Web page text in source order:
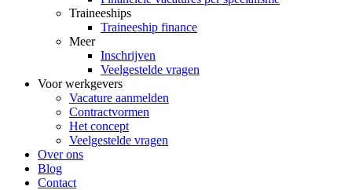
Traineeships
Traineeship finance
Meer
Inschrijven
Veelgestelde vragen
Voor werkgevers
Vacature aanmelden
Contractvormen
Het concept
Veelgestelde vragen
Over ons
Blog
Contact